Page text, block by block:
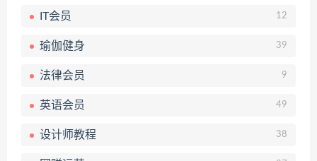
IT会员 12
瑜伽健身 39
法律会员 9
英语会员 49
设计师教程 38